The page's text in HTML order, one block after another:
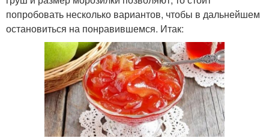
попробовать несколько вариантов, чтобы в дальнейшем
остановиться на понравившемся. Итак: